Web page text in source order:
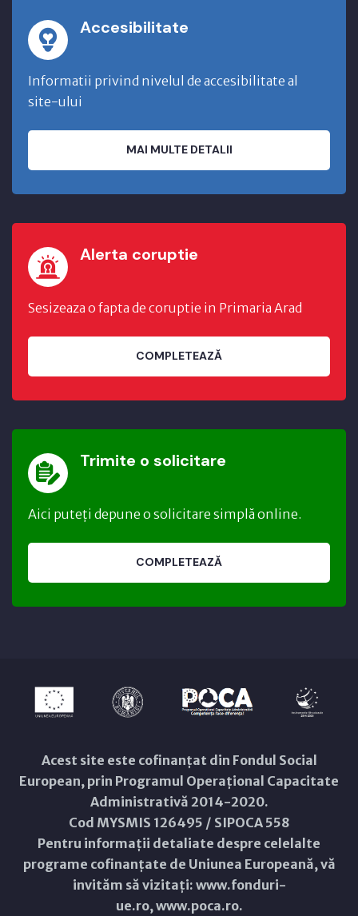
Accesibilitate
Informatii privind nivelul de accesibilitate al
site-ului
MAI MULTE DETALII
Alerta coruptie
Sesizeaza o fapta de coruptie in Primaria Arad
COMPLETEAZĂ
Trimite o solicitare
Aici puteți depune o solicitare simplă online.
COMPLETEAZĂ
Acest site este cofinanțat din Fondul Social
European, prin Programul Operațional Capacitate
Administrativă 2014-2020.
Cod MYSMIS 126495 / SIPOCA 558
Pentru informații detaliate despre celelalte
programe cofinanțate de Uniunea Europeană, vă
invităm să vizitați: www.fonduri-
ue.ro,www.poca.ro.